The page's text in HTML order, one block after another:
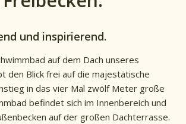
und inspirierend.
auf dem Dach unseres
den Blick frei auf die majestätische
in das vier Mal zwölf Meter große
befindet sich im Innenbereich und
auf der großen Dachterrasse.